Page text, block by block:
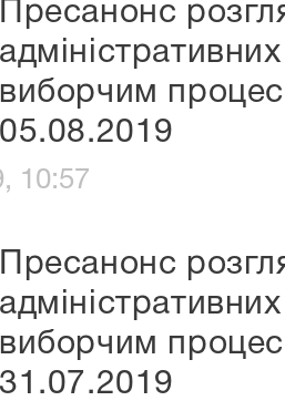
Пресанонс
виборчим
05.08.2019
10:57
Пресанонс
виборчим
31.07.2019